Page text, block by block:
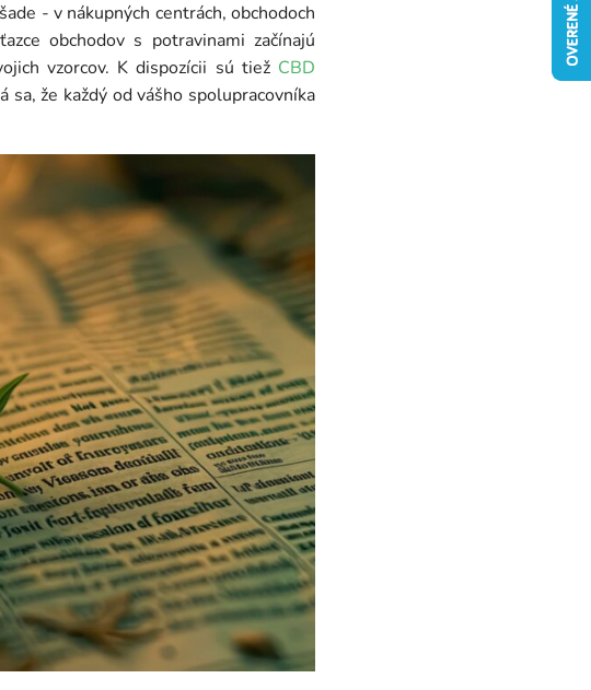
- v nákupných centrách, obchodoch
obchodov s potravinami začínajú
vzorcov. K dispozícii sú tiež CBD
že každý od vášho spolupracovníka